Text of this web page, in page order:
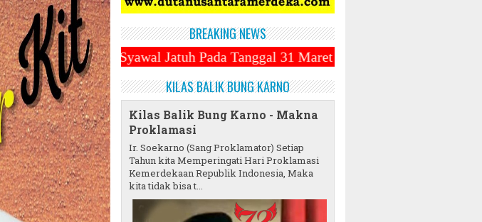
BREAKING NEWS
Syawal Jatuh Pada Tanggal 31 Maret 2025 ~||~ Muhammadiyah
KILAS BALIK BUNG KARNO
Kilas Balik Bung Karno - Makna
Proklamasi
Ir. Soekarno (Sang Proklamator) Setiap
Tahun kita Memperingati Hari Proklamasi
Kemerdekaan Republik Indonesia, Maka
kita tidak bisa t...